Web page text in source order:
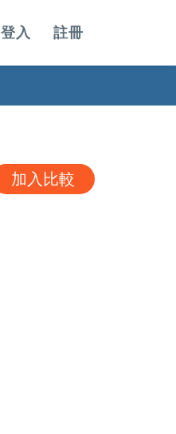
登入 註冊
加入比較